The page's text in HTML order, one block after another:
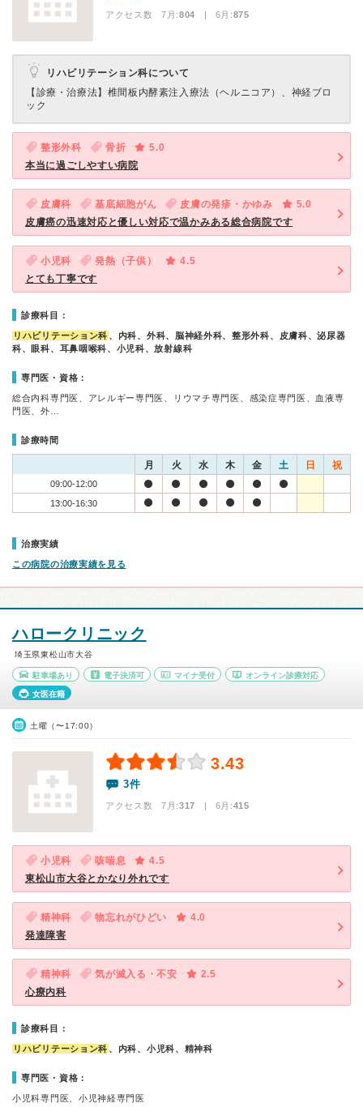
アクセス数 7月:804 | 6月:875
リハビリテーション科について
【診療・治療法】 椎間板内酵素注入療法（ヘルニコア）、神経ブロ
ック
整形外科 骨折
5.0
本当に過ごしやすい病院
皮膚科 基底細胞がん 皮膚の発疹・かゆみ
5.0
皮膚癌の迅速対応と優しい対応で温かみある総合病院です
小児科 発熱（子供）
4.5
とても丁寧です
診療科目：
リハビリテーション科 、内科、外科、脳神経外科、整形外科、皮膚科、泌尿器
科、眼科、耳鼻咽喉科、小児科、放射線科
専門医・資格：
総合内科専門医、アレルギー専門医、リウマチ専門医、感染症専門医、血液専
門医、外…
診療時間
月 火 水 木 金 土 日 祝
09:00-12:00
13:00-16:30
治療実績
この病院の治療実績を見る
ハロークリニック
埼玉県東松山市大谷
駐車場あり 電子決済可 マイナ受付 オンライン診療対応
女医在籍
土曜（〜17:00）
3.43
3件
アクセス数 7月:317 | 6月:415
小児科 咳喘息
4.5
東松山市大谷とかなり外れです
精神科 物忘れがひどい
4.0
発達障害
精神科 気が滅入る・不安
2.5
心療内科
診療科目：
リハビリテーション科 、内科、小児科、精神科
専門医・資格：
小児科専門医、小児神経専門医